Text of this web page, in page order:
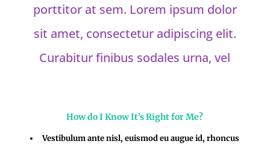
porttitor at sem. Lorem ipsum dolor
sit amet, consectetur adipiscing elit.
Curabitur finibus sodales urna, vel
How do I Know It’s Right for Me?
Vestibulum ante nisl, euismod eu augue id, rhoncus